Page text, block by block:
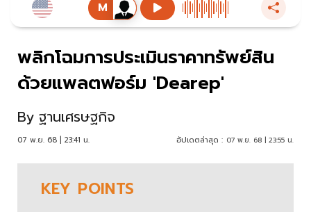
พลิกโฉมการประเมินราคาทรัพย์สิน
ด้วยแพลตฟอร์ม 'Dearep'
By ฐานเศรษฐกิจ
07 พ.ย. 68 | 23:41 น. อัปเดตล่าสุด : 07 พ.ย. 68 | 23:55 น.
KEY POINTS